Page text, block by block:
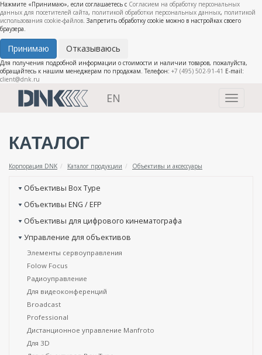
Нажмите «Принимаю», если соглашаетесь с Согласием на обработку персональных
данных для посетителей сайта, политикой обработки персональных данных, политикой
использования cookie-файлов. Запретить обработку cookie можно в настройках своего
браузера.
Принимаю Отказываюсь
Для получения подробной информации о стоимости и наличии товаров, пожалуйста,
обращайтесь к нашим менеджерам по продажам. Телефон: +7 (495) 502-91-41 E-mail:
client@dnk.ru
Toggle
EN
КАТАЛОГ
Корпорация DNK Каталог продукции Объективы и аксессуары
Объективы Box Type
Объективы ENG / EFP
Объективы для цифрового кинематографа
Управление для объективов
Элементы сервоуправления
Folow Focus
Радиоуправление
Для видеоконференций
Broadcast
Professional
Дистанционное управление Manfroto
Для 3D